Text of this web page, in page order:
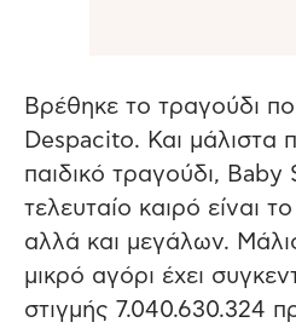
Βρέθηκε το τραγούδι
Despacito. Και μάλιστα
παιδικό τραγούδι, Baby
τελευταίο καιρό είναι
αλλά και μεγάλων.
μικρό αγόρι έχει
στιγμής 7.040.630.324